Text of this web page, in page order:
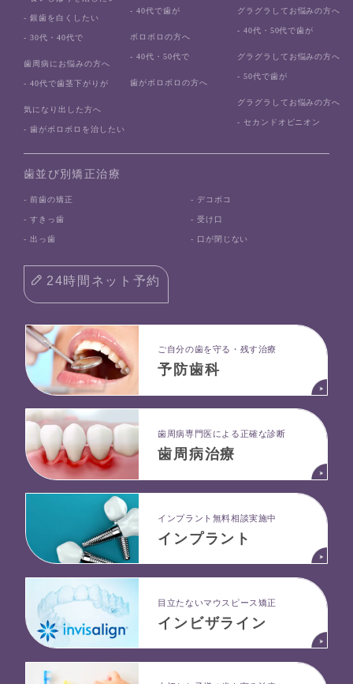
- 銀歯を白くしたい
- 30代・40代で
歯周病にお悩みの方へ
- 40代で歯茎下がりが
気になり出した方へ
- 歯がボロボロを治したい
- 40代で歯が
ボロボロの方へ
- 40代・50代で
歯がボロボロの方へ
グラグラしてお悩みの方へ
- 40代・50代で歯が
グラグラしてお悩みの方へ
- 50代で歯が
グラグラしてお悩みの方へ
- セカンドオピニオン
歯並び別矯正治療
- 前歯の矯正
- すきっ歯
- 出っ歯
- デコボコ
- 受け口
- 口が閉じない
24時間ネット予約
ご自分の歯を守る・残す治療
予防歯科
⻭周病専⾨医による正確な診断
歯周病治療
インプラント無料相談実施中
インプラント
目立たないマウスピース矯正
インビザライン